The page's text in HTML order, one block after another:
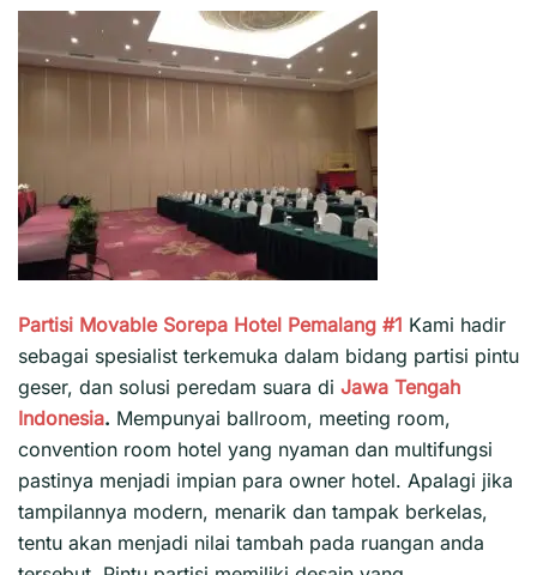
Partisi Movable Sorepa Hotel Pemalang #1 Kami hadir
sebagai spesialist terkemuka dalam bidang partisi pintu
geser, dan solusi peredam suara di Jawa Tengah
Indonesia. Mempunyai ballroom, meeting room,
convention room hotel yang nyaman dan multifungsi
pastinya menjadi impian para owner hotel. Apalagi jika
tampilannya modern, menarik dan tampak berkelas,
tentu akan menjadi nilai tambah pada ruangan anda